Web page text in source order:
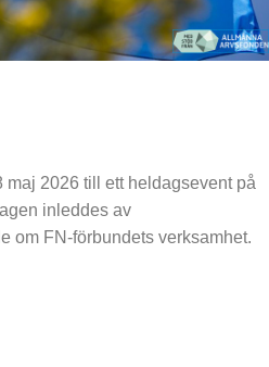
2026 till ett heldagsevent på
inleddes av
om FN-förbundets verksamhet.